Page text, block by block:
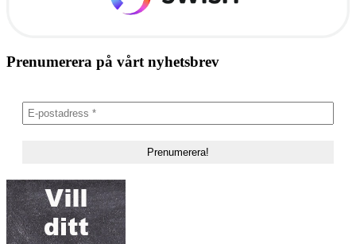
Prenumerera på vårt nyhetsbrev